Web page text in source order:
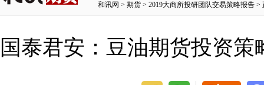
和讯网 > 期货 > 2019大商所投研团队交易策略报告 >
国泰君安：豆油期货投资策